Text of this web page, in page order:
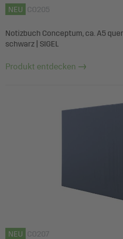
NEU CO205
Notizbuch Conceptum, ca. A5
schwarz | SIGEL
Produkt entdecken
NEU CO207